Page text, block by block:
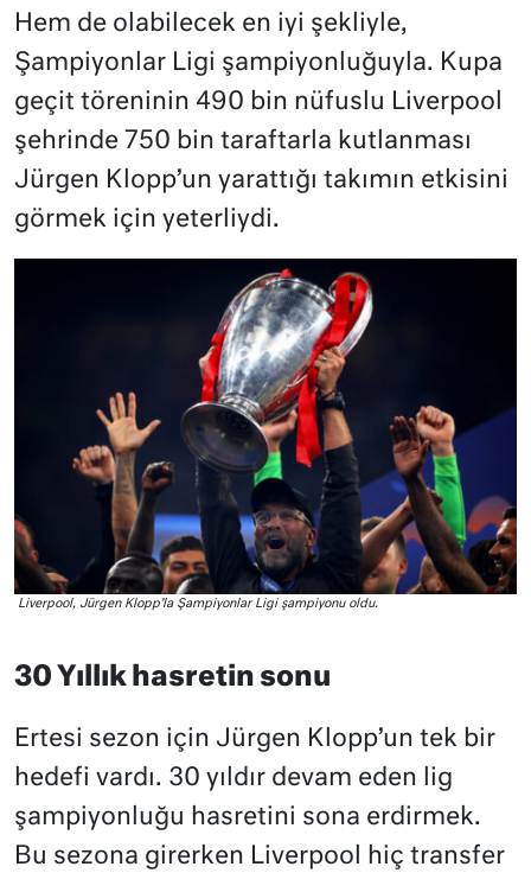
Hem de olabilecek en iyi şekliyle,
Şampiyonlar Ligi şampiyonluğuyla. Kupa
geçit töreninin 490 bin nüfuslu Liverpool
şehrinde 750 bin taraftarla kutlanması
Jürgen Klopp’un yarattığı takımın etkisini
görmek için yeterliydi.
Liverpool, Jürgen Klopp’la Şampiyonlar Ligi şampiyonu oldu.
30 Yıllık hasretin sonu
Ertesi sezon için Jürgen Klopp’un tek bir
hedefi vardı. 30 yıldır devam eden lig
şampiyonluğu hasretini sona erdirmek.
Bu sezona girerken Liverpool hiç transfer